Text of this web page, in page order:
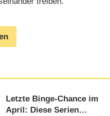
Letzte Binge-Chance im
April: Diese Serien